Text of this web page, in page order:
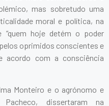
mas sobretudo uma
moral e política, na
“quem hoje detém o poder
oprimidos conscientes e
acordo com a consciência
Monteiro e o agrónomo e
dissertaram na